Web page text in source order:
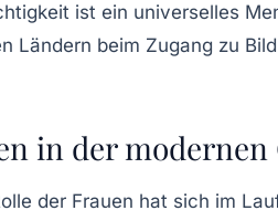
ist ein universelles
Ländern beim Zugang zu
in der modernen
der Frauen hat sich im